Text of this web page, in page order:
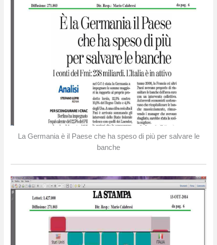
La Germania è il Paese che ha speso di più per salvare le
banche